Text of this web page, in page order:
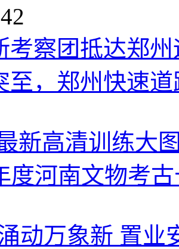
考察团抵达郑
至，郑州快速
新高清训练大
度河南文物考
动万象新 置业